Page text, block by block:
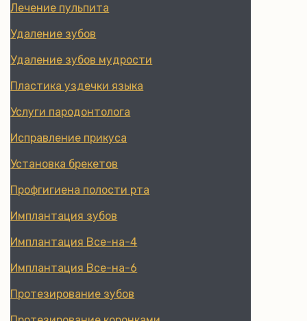
Лечение пульпита
Удаление зубов
Удаление зубов мудрости
Пластика уздечки языка
Услуги пародонтолога
Исправление прикуса
Установка брекетов
Профгигиена полости рта
Имплантация зубов
Имплантация Все-на-4
Имплантация Все-на-6
Протезирование зубов